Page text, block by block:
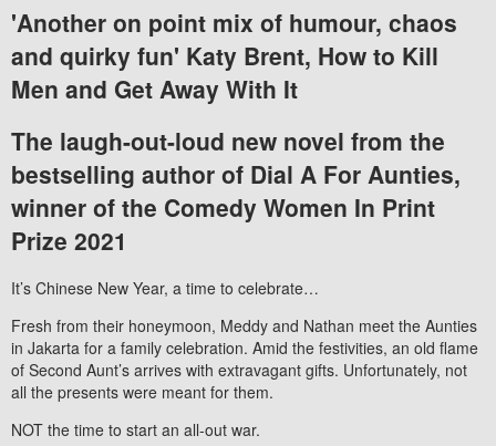
'Another on point mix of humour, chaos
and quirky fun' Katy Brent, How to Kill
Men and Get Away With It
The laugh-out-loud new novel from the
bestselling author of Dial A For Aunties,
winner of the Comedy Women In Print
Prize 2021
It’s Chinese New Year, a time to celebrate…
Fresh from their honeymoon, Meddy and Nathan meet the Aunties
in Jakarta for a family celebration. Amid the festivities, an old flame
of Second Aunt’s arrives with extravagant gifts. Unfortunately, not
all the presents were meant for them.
NOT the time to start an all-out war.